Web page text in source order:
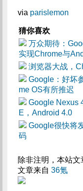
via parislemon
猜你喜欢
万众期待：
实现Chrome与
浏览器大战，
Google：好坏
me OS有所推迟
Google Nexus
E，Android 4.0
Google很快将
码
除非注明，本站文
文章来自 36氪